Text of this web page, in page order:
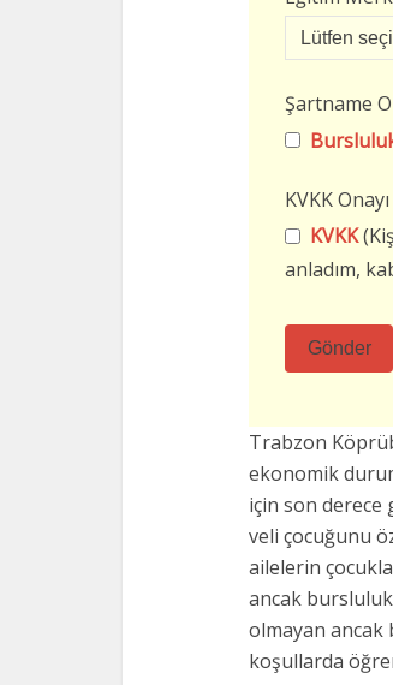
Şartname
KVKK Onayı
KVKK
anladım,
Gönder
alan
boş
Trabzon
ekonomik
için son derece
veli çocuğunu
ailelerin
ancak
olmayan ancak
koşullarda